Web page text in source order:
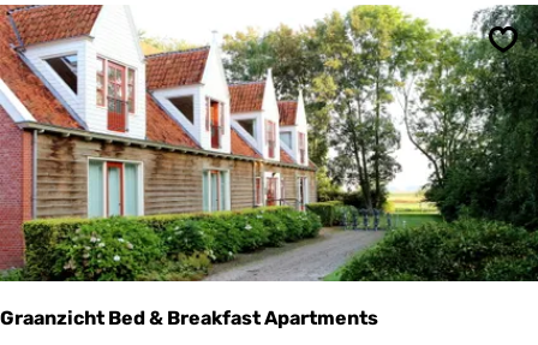
s
e
K
r
u
i
d
m
e
t
h
e
t
W
a
Graanzicht Bed & Breakfast Apartments